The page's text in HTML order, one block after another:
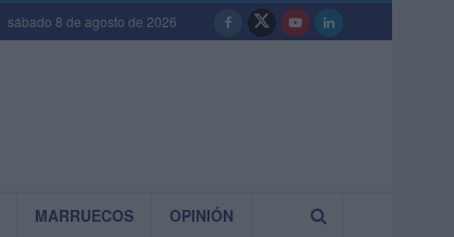
sábado 8 de agosto de 2026
MARRUECOS OPINIÓN